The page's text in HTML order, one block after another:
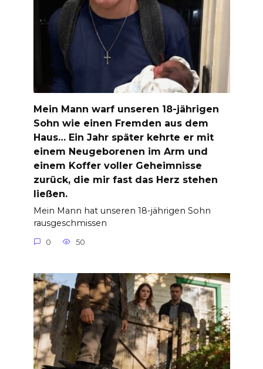
Mein Mann warf unseren 18-jährigen
Sohn wie einen Fremden aus dem
Haus… Ein Jahr später kehrte er mit
einem Neugeborenen im Arm und
einem Koffer voller Geheimnisse
zurück, die mir fast das Herz stehen
ließen.
Mein Mann hat unseren 18-jährigen Sohn
rausgeschmissen
0 50